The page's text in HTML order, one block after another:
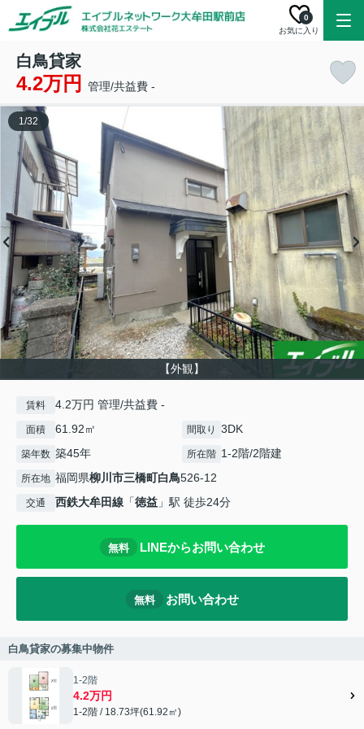
お気に入り
0
白鳥貸家
4.2万円 管理/共益費 -
【外観】
1/32
賃料 4.2万円 管理/共益費 -
面積 61.92㎡ 間取り 3DK
築年数 築45年 所在階 1-2階/2階建
所在地 福岡県柳川市三橋町白鳥526-12
交通 西鉄大牟田線 「徳益 」駅 徒歩24分
無料 LINEからお問い合わせ
無料 お問い合わせ
白鳥貸家の募集中物件
1-2階
4.2万円
1-2階 / 18.73坪(61.92㎡)